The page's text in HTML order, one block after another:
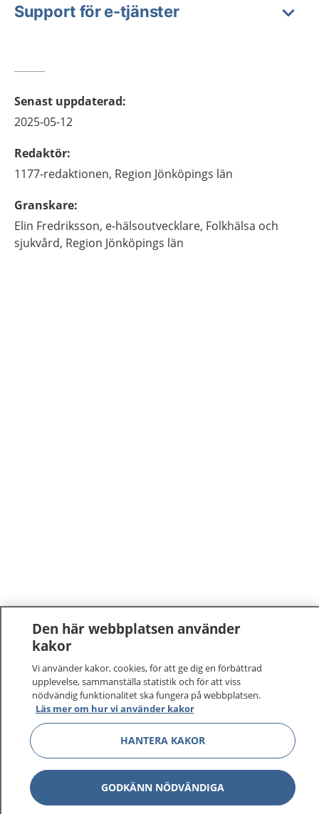
Support för e-tjänster
Senast uppdaterad:
2025-05-12
Redaktör:
1177-redaktionen, Region Jönköpings län
Granskare:
Elin Fredriksson, e-hälsoutvecklare, Folkhälsa och
sjukvård, Region Jönköpings län
1177 tryggt om din hälsa och vård
På 1177.se får du råd om hälsa och information om
sjukdomar och vilka mottagningar du kan kontakta.
Logga in för att läsa din journal och göra dina
vårdärenden. Ring telefonnummer 1177 för
sjukvårdsrådgivning dygnet runt.
1177 ger dig råd när du vill må bättre.
Den här webbplatsen använder
kakor
Vi använder kakor, cookies, för att ge dig en förbättrad
upplevelse, sammanställa statistik och för att viss
nödvändig funktionalitet ska fungera på webbplatsen.
Läs mer om hur vi använder kakor
HANTERA KAKOR
GODKÄNN NÖDVÄNDIGA